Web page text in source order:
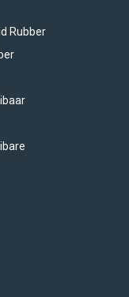
Rubber